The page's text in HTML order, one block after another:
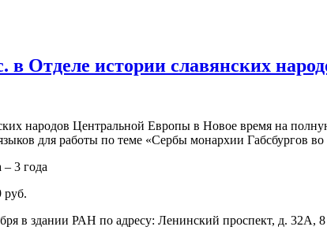
в Отделе истории славянских
народов Центральной Европы в Новое время на
для работы по теме «Сербы монархии Габсбургов
– 3 года
руб.
в здании РАН по адресу: Ленинский проспект, д. 32А,